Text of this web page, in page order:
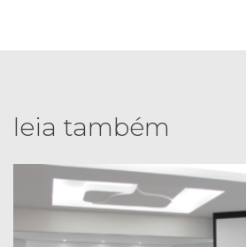
leia também